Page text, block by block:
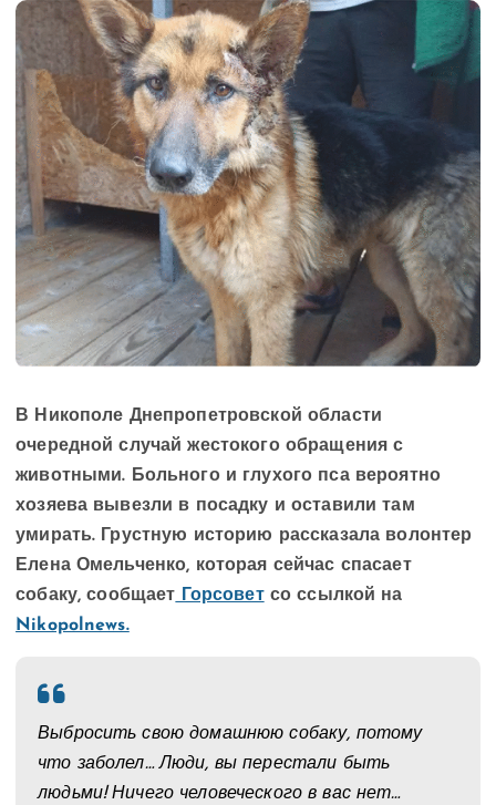
В Никополе Днепропетровской области
очередной случай жестокого обращения с
животными. Больного и глухого пса вероятно
хозяева вывезли в посадку и оставили там
умирать. Грустную историю рассказала волонтер
Елена Омельченко, которая сейчас спасает
собаку, сообщает Горсоветсо ссылкой на
Nikopolnews.
Выбросить свою домашнюю собаку, потому
что заболел… Люди, вы перестали быть
людьми! Ничего человеческого в вас нет…